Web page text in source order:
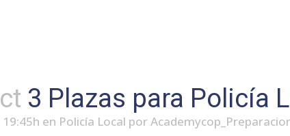
3 Plazas para Policía
en Policía Local por